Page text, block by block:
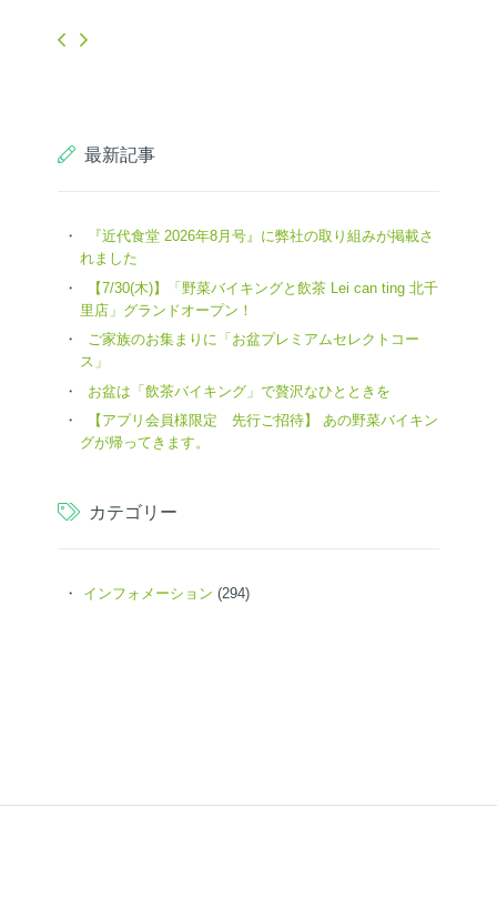
最新記事
『近代食堂 2026年8月号』に弊社の取り組みが掲載さ
れました
【7/30(木)】「野菜バイキングと飲茶 Lei can ting 北千
里店」グランドオープン！
ご家族のお集まりに「お盆プレミアムセレクトコー
ス」
お盆は「飲茶バイキング」で贅沢なひとときを
【アプリ会員様限定 先行ご招待】 あの野菜バイキン
グが帰ってきます。
カテゴリー
インフォメーション (294)